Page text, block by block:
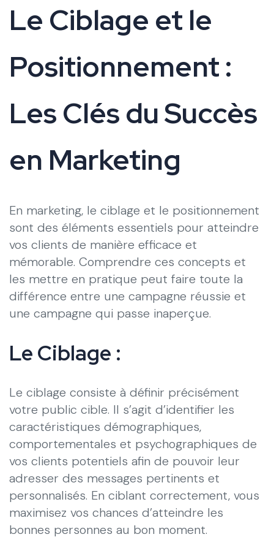
Le Ciblage et le
Positionnement :
Les Clés du Succès
en Marketing
En marketing, le ciblage et le positionnement
sont des éléments essentiels pour atteindre
vos clients de manière efficace et
mémorable. Comprendre ces concepts et
les mettre en pratique peut faire toute la
différence entre une campagne réussie et
une campagne qui passe inaperçue.
Le Ciblage :
Le ciblage consiste à définir précisément
votre public cible. Il s’agit d’identifier les
caractéristiques démographiques,
comportementales et psychographiques de
vos clients potentiels afin de pouvoir leur
adresser des messages pertinents et
personnalisés. En ciblant correctement, vous
maximisez vos chances d’atteindre les
bonnes personnes au bon moment.